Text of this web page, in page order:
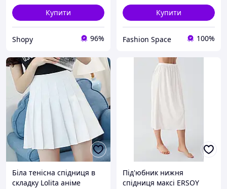
Купити
Shopy 96%
Купити
Fashion Space 100%
Біла тенісна спідниця в
складку Lolita аніме
Під'юбник нижня
спідниця максі ERSOY